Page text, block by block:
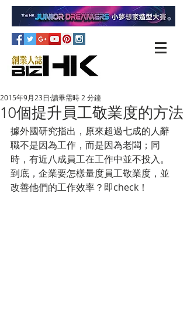
10個提升員工敬業度的方法
2015年9月23日 讀畢需時 2 分鐘
據外國研究指出，原來超過七成的人辭
職不是因為工作，而是因為老闆；同
時，有近八成員工在工作中並不投入。
到底，企業要怎樣量度員工敬業度，並
改善他們的工作效率？即check！